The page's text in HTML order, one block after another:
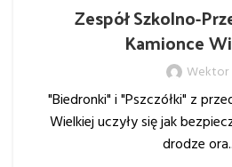
Zespół Szkolno-
Kamionce
Wektor
"Biedronki" i "Pszczółki" z
Wielkiej uczyły się jak
drodze